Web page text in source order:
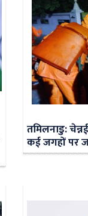
तमिलनाडु:
कई जगहों पर